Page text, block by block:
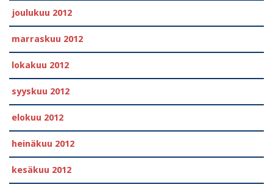
joulukuu 2012
marraskuu 2012
lokakuu 2012
syyskuu 2012
elokuu 2012
heinäkuu 2012
kesäkuu 2012